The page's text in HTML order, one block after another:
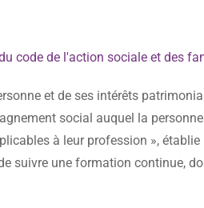
code de l'action sociale et des
et de ses intérêts
social auquel la
à leur profession »,
suivre une formation continue,